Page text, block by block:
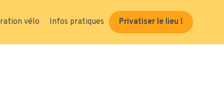
vélo Infos pratiques Privatiser le lieu !